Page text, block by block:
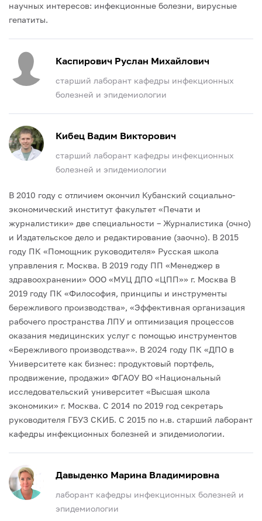
научных интересов: инфекционные болезни, вирусные
гепатиты.
Каспирович Руслан Михайлович
старший лаборант кафедры инфекционных
болезней и эпидемиологии
Кибец Вадим Викторович
старший лаборант кафедры инфекционных
болезней и эпидемиологии
В 2010 году с отличием окончил Кубанский социально-
экономический институт факультет «Печати и
журналистики» две специальности – Журналистика (очно)
и Издательское дело и редактирование (заочно). В 2015
году ПК «Помощник руководителя» Русская школа
управления г. Москва. В 2019 году ПП «Менеджер в
здравоохранении» ООО «МУЦ ДПО «ЦПП»» г. Москва В
2019 году ПК «Философия, принципы и инструменты
бережливого производства», «Эффективная организация
рабочего пространства ЛПУ и оптимизация процессов
оказания медицинских услуг с помощью инструментов
«Бережливого производства»». В 2024 году ПК «ДПО в
Университете как бизнес: продуктовый портфель,
продвижение, продажи» ФГАОУ ВО «Национальный
исследовательский университет «Высшая школа
экономики» г. Москва. С 2014 по 2019 год секретарь
руководителя ГБУЗ СКИБ. С 2015 по н.в. старший лаборант
кафедры инфекционных болезней и эпидемиологии.
Давыденко Марина Владимировна
лаборант кафедры инфекционных болезней и
эпидемиологии